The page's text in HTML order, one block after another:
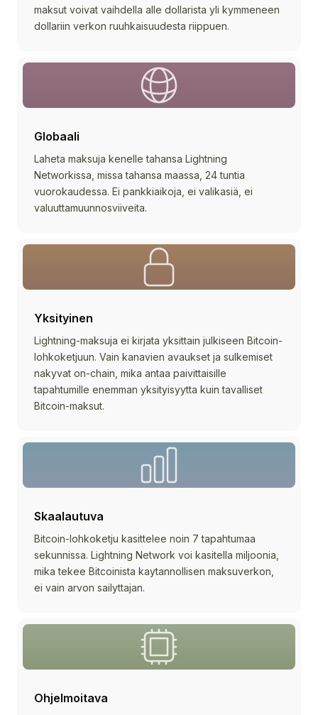
maksut voivat vaihdella alle dollarista yli kymmeneen
dollariin verkon ruuhkaisuudesta riippuen.
Globaali
Laheta maksuja kenelle tahansa Lightning
Networkissa, missa tahansa maassa, 24 tuntia
vuorokaudessa. Ei pankkiaikoja, ei valikasiä, ei
valuuttamuunnosviiveita.
Yksityinen
Lightning-maksuja ei kirjata yksittain julkiseen Bitcoin-
lohkoketjuun. Vain kanavien avaukset ja sulkemiset
nakyvat on-chain, mika antaa paivittaisille
tapahtumille enemman yksityisyytta kuin tavalliset
Bitcoin-maksut.
Skaalautuva
Bitcoin-lohkoketju kasittelee noin 7 tapahtumaa
sekunnissa. Lightning Network voi kasitella miljoonia,
mika tekee Bitcoinista kaytannollisen maksuverkon,
ei vain arvon sailyttajan.
Ohjelmoitava